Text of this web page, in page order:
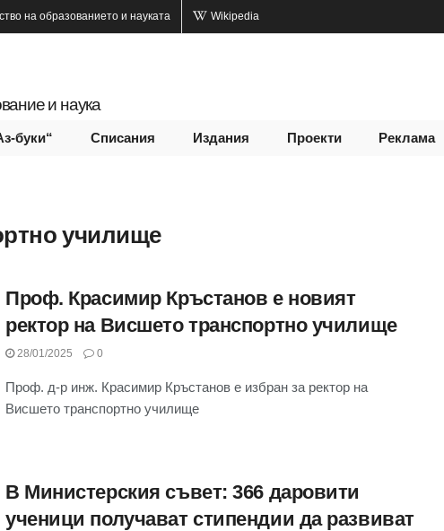
на образованието и науката Wikipedia
и наука
буки“ Списания Издания Проекти Реклама
училище
Проф. Красимир Кръстанов е новият
ректор на Висшето транспортно училище
28/01/2025 0
Проф. д-р инж. Красимир Кръстанов е избран за ректор на
Висшето транспортно училище
В Министерския съвет: 366 даровити
ученици получават стипендии да развиват